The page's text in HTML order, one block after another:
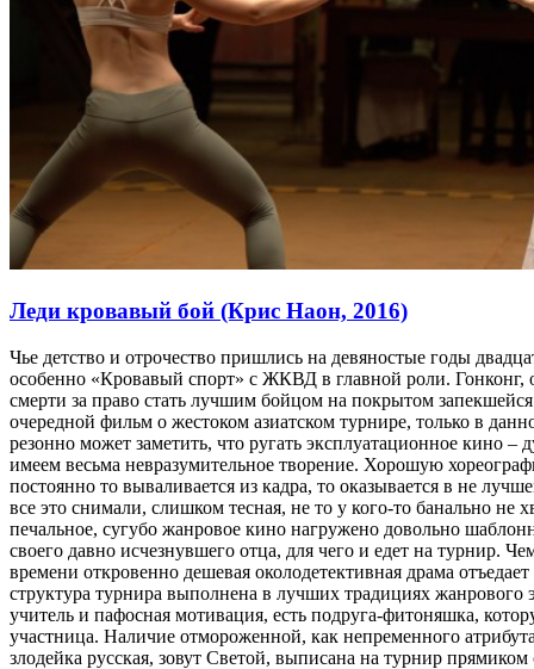
Леди кровавый бой (Крис Наон, 2016)
Чье детство и отрочество пришлись на девяностые годы
особенно «Кровавый спорт» с ЖКВД в главной роли. Гонконг,
смерти за право стать лучшим бойцом на покрытом
очередной фильм о жестоком азиатском турнире, только в
резонно может заметить, что ругать эксплуатационное кино
имеем весьма невразумительное творение. Хорошую
постоянно то вываливается из кадра, то оказывается в не
все это снимали, слишком тесная, не то у кого-то банально не
печальное, сугубо жанровое кино нагружено довольно
своего давно исчезнувшего отца, для чего и едет на турнир.
времени откровенно дешевая околодетективная драма
структура турнира выполнена в лучших традициях жанрового
учитель и пафосная мотивация, есть подруга-фитоняшка,
участница. Наличие отмороженной, как непременного
злодейка русская, зовут Светой, выписана на турнир